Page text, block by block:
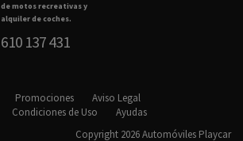
de motos recreativas y
alquiler de coches.
610 137 431
Promociones
Aviso Legal
Condiciones de Uso
Ayudas
Copyright 2026 Automóviles Playcar